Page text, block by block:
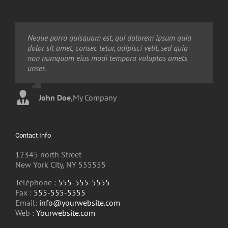
Neque porro quisquam est, qui dolorem ipsum quia
dolor sit amet, consec tetur, adipisci velit, sed quia
non numquam eius modi tempora voluptas amets
unser.
John Doe,My Company
Aliquam erat volutpat. Quisque at est id ligula
facilisis laoreet eget pulvinar nibh. Suspendisse at
ultrices dui. Curabitur ac felis arcu sadips ipsums
fugiats nemis.
Luke Beck,Theme Fusion
Contact Info
12345 north Street
New York City, NY 555555
Téléphone : 555-555-5555
Fax : 555-555-5555
Email: info@yourwebsite.com
Web : Yourwebsite.com